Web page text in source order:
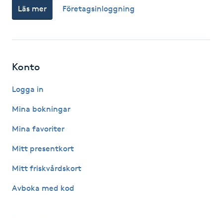
Gellack med förstärkning
Gruppträning
Gua Sha-massage
H
Hatha Yoga
Läs mer Företagsinloggning
Konto
Logga in
Mina bokningar
Mina favoriter
Mitt presentkort
Mitt friskvårdskort
Avboka med kod